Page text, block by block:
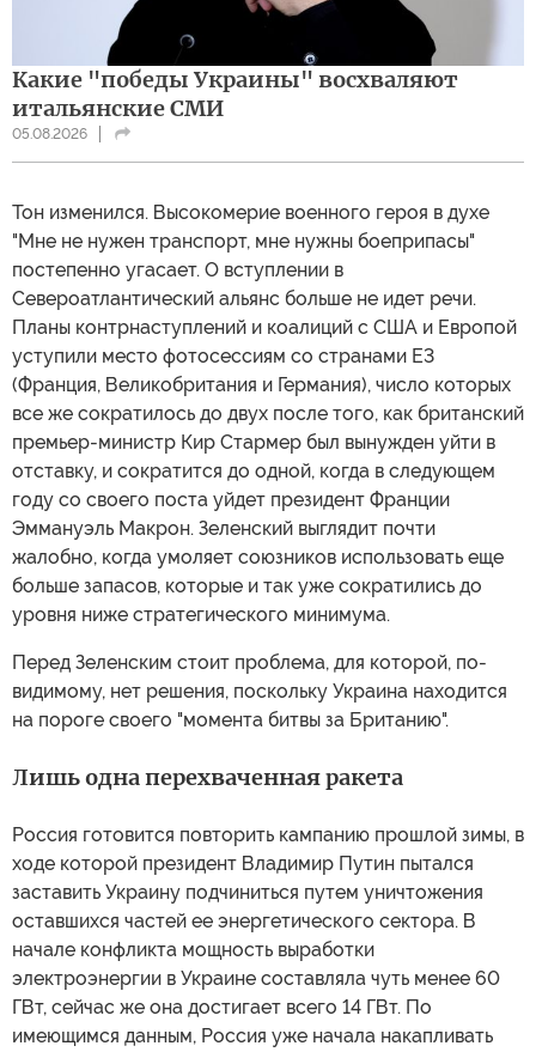
Какие "победы Украины" восхваляют
итальянские СМИ
05.08.2026
Тон изменился. Высокомерие военного героя в духе
"Мне не нужен транспорт, мне нужны боеприпасы"
постепенно угасает. О вступлении в
Североатлантический альянс больше не идет речи.
Планы контрнаступлений и коалиций с США и Европой
уступили место фотосессиям со странами Е3
(Франция, Великобритания и Германия), число которых
все же сократилось до двух после того, как британский
премьер-министр Кир Стармер был вынужден уйти в
отставку, и сократится до одной, когда в следующем
году со своего поста уйдет президент Франции
Эммануэль Макрон. Зеленский выглядит почти
жалобно, когда умоляет союзников использовать еще
больше запасов, которые и так уже сократились до
уровня ниже стратегического минимума.
Перед Зеленским стоит проблема, для которой, по-
видимому, нет решения, поскольку Украина находится
на пороге своего "момента битвы за Британию".
Лишь одна перехваченная ракета
Россия готовится повторить кампанию прошлой зимы, в
ходе которой президент Владимир Путин пытался
заставить Украину подчиниться путем уничтожения
оставшихся частей ее энергетического сектора. В
начале конфликта мощность выработки
электроэнергии в Украине составляла чуть менее 60
ГВт, сейчас же она достигает всего 14 ГВт. По
имеющимся данным, Россия уже начала накапливать